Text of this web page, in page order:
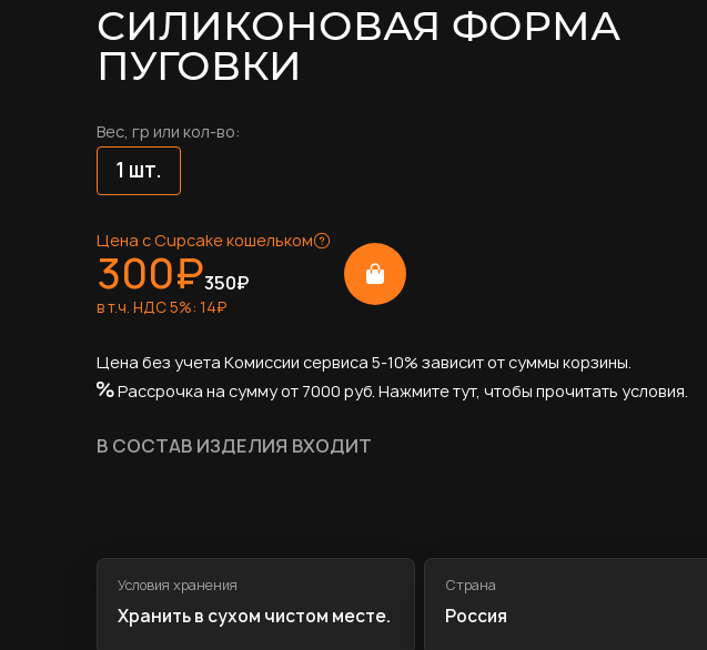
СИЛИКОНОВАЯ ФОРМА
ПУГОВКИ
Вес, гр или кол-во:
1 шт.
Цена с Cupcake кошельком
300₽350₽
в т.ч. НДС5%: 14₽
Цена без учета Комиссии сервиса 5-10% зависит от суммы корзины.
Рассрочка на сумму от 7000 руб. Нажмите тут, чтобы прочитать условия.
В СОСТАВ ИЗДЕЛИЯ ВХОДИТ
Условия хранения
Хранить в сухом чистом месте.
Страна
Россия